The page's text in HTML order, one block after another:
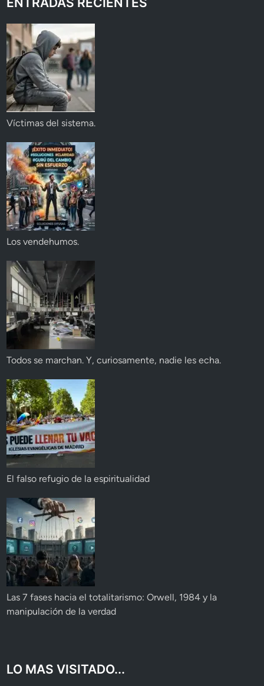
Víctimas del sistema.
Los vendehumos.
Todos se marchan. Y, curiosamente, nadie les echa.
El falso refugio de la espiritualidad
Las 7 fases hacia el totalitarismo: Orwell, 1984 y la
manipulación de la verdad
LO MAS VISITADO...